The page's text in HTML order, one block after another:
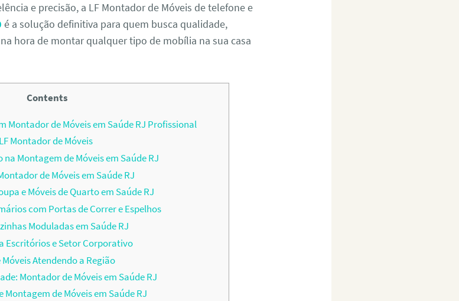
e precisão, a LF Montador de Móveis de telefone e
é a solução definitiva para quem busca qualidade,
hora de montar qualquer tipo de mobília na sua casa
Contents
Montador de Móveis em Saúde RJ Profissional
Montador de Móveis
Montagem de Móveis em Saúde RJ
de Móveis em Saúde RJ
e Móveis de Quarto em Saúde RJ
com Portas de Correr e Espelhos
Moduladas em Saúde RJ
Escritórios e Setor Corporativo
Atendendo a Região
Montador de Móveis em Saúde RJ
Montagem de Móveis em Saúde RJ